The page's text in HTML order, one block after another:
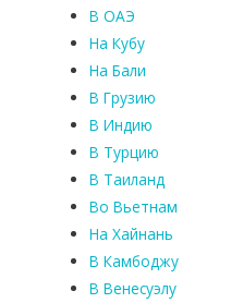
В ОАЭ
На Кубу
На Бали
В Грузию
В Индию
В Турцию
В Таиланд
Во Вьетнам
На Хайнань
В Камбоджу
В Венесуэлу